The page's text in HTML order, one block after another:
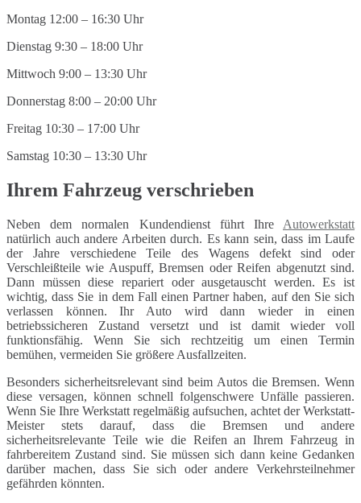
Montag 12:00 – 16:30 Uhr
Dienstag 9:30 – 18:00 Uhr
Mittwoch 9:00 – 13:30 Uhr
Donnerstag 8:00 – 20:00 Uhr
Freitag 10:30 – 17:00 Uhr
Samstag 10:30 – 13:30 Uhr
Ihrem Fahrzeug verschrieben
Neben dem normalen Kundendienst führt Ihre Autowerkstatt
natürlich auch andere Arbeiten durch. Es kann sein, dass im Laufe
der Jahre verschiedene Teile des Wagens defekt sind oder
Verschleißteile wie Auspuff, Bremsen oder Reifen abgenutzt sind.
Dann müssen diese repariert oder ausgetauscht werden. Es ist
wichtig, dass Sie in dem Fall einen Partner haben, auf den Sie sich
verlassen können. Ihr Auto wird dann wieder in einen
betriebssicheren Zustand versetzt und ist damit wieder voll
funktionsfähig. Wenn Sie sich rechtzeitig um einen Termin
bemühen, vermeiden Sie größere Ausfallzeiten.
Besonders sicherheitsrelevant sind beim Autos die Bremsen. Wenn
diese versagen, können schnell folgenschwere Unfälle passieren.
Wenn Sie Ihre Werkstatt regelmäßig aufsuchen, achtet der Werkstatt-
Meister stets darauf, dass die Bremsen und andere
sicherheitsrelevante Teile wie die Reifen an Ihrem Fahrzeug in
fahrbereitem Zustand sind. Sie müssen sich dann keine Gedanken
darüber machen, dass Sie sich oder andere Verkehrsteilnehmer
gefährden könnten.